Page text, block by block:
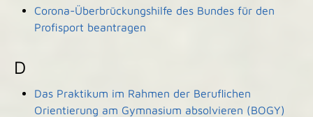
Corona-Überbrückungshilfe des Bundes für den
Profisport beantragen
D
Das Praktikum im Rahmen der Beruflichen
Orientierung am Gymnasium absolvieren (BOGY)